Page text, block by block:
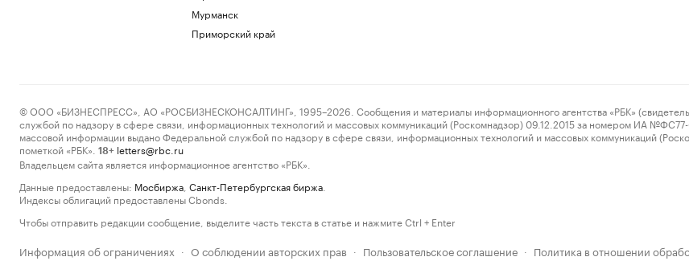
Мурманск
Приморский край
© ООО «БИЗНЕСПРЕСС», АО «РОСБИЗНЕСКОНСАЛТИНГ», 1995–2026. Сообщения и материалы информационного агентства «РБК»
службой по надзору в сфере связи, информационных технологий и массовых коммуникаций (Роскомнадзор) 09.12.2015 за номером ИА
массовой информации выдано Федеральной службой по надзору в сфере связи, информационных технологий и массовых коммуникаций
пометкой «РБК».
18+ letters@rbc.ru
Владельцем сайта является информационное агентство «РБК».
Данные предоставлены: Мосбиржа Санкт-Петербургская биржа
Индексы облигаций предоставлены Cbonds.
Чтобы отправить редакции сообщение, выделите часть текста в статье и нажмите Ctrl + Enter
Информация об ограничениях · О соблюдении авторских прав · Пользовательское соглашение · Политика в отношении